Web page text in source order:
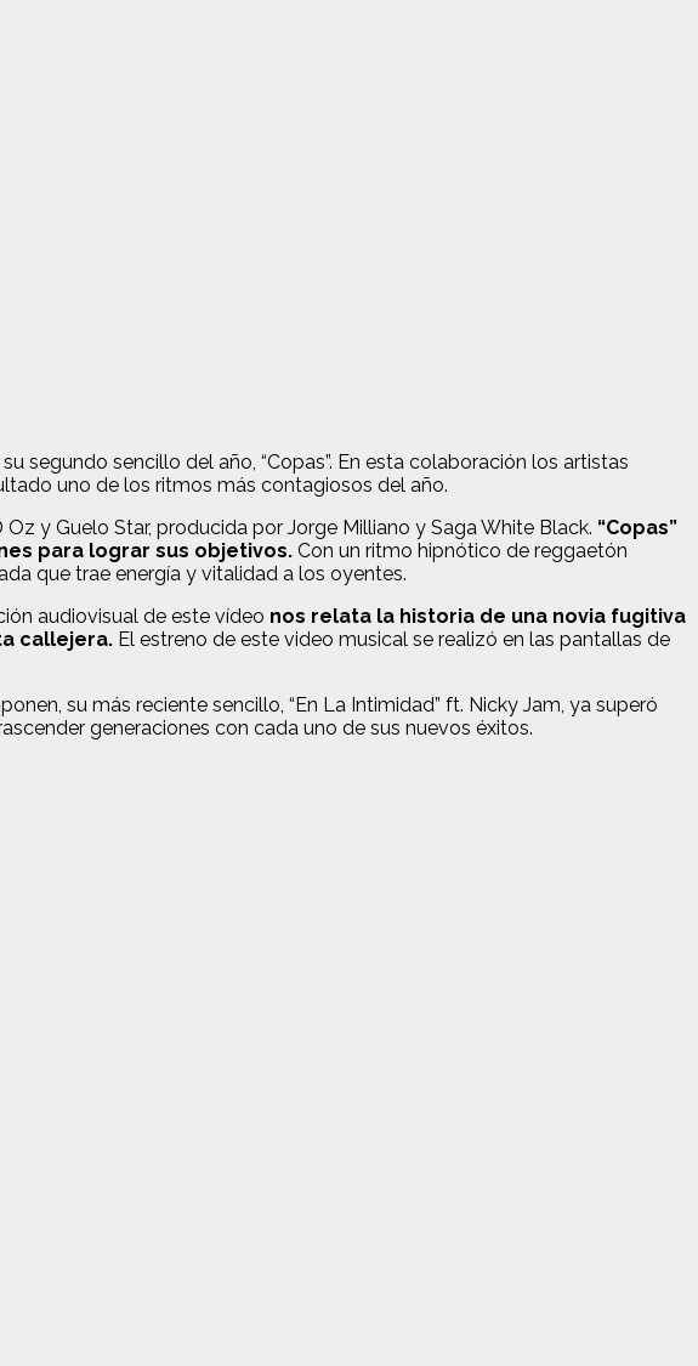
segundo sencillo del año, “Copas”. En esta colaboración los artistas
uno de los ritmos más contagiosos del año.
y Guelo Star, producida por Jorge Milliano y Saga White Black. “Copas”
para lograr sus objetivos. Con un ritmo hipnótico de reggaetón
que trae energía y vitalidad a los oyentes.
audiovisual de este vídeo nos relata la historia de una novia fugitiva
callejera. El estreno de este video musical se realizó en las pantallas de
su más reciente sencillo, “En La Intimidad” ft. Nicky Jam, ya superó
generaciones con cada uno de sus nuevos éxitos.